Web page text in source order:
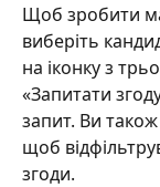
Щоб зробити
виберіть
на іконку з
«Запитати
запит. Ви
щоб
згоди.